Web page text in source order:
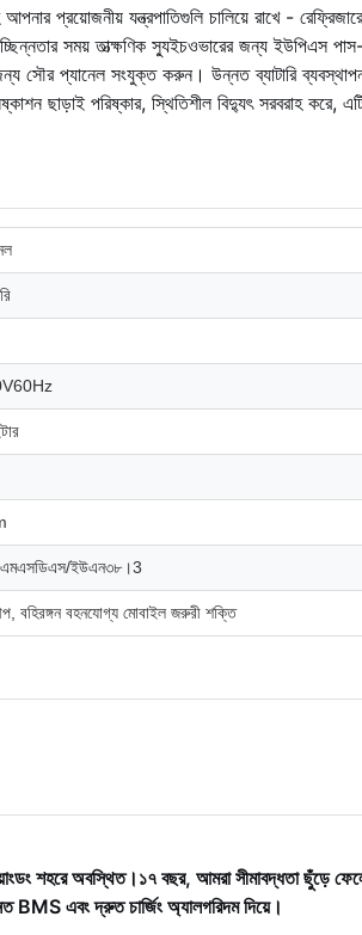
প্রয়োজনীয় যন্ত্রপাতিগুলি চালিয়ে রাখে -
সময় তাত্ক্ষণিক স্যুইচওভারের জন্য ইউপিএস
সৌর প্যানেল সংযুক্ত করুন। উন্নত ব্যাটারি
ছাড়াই পরিষ্কার, স্থিতিশীল বিদ্যুৎ সরবরাহ করে, এটি
এমএসডিএস/ইউএন৩৮।3
বহিরঙ্গন বহনযোগ্য মোবাইল জরুরী শক্তি
শহরে অবস্থিত। ১৭ বছর, আমরা সীমাবদ্ধতা ছুঁড়ে
BMS এবং দ্রুত চার্জিং অ্যালগরিদম দিয়ে।